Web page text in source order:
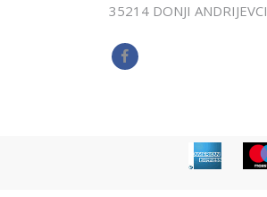
35214 DONJI ANDRIJEVCI